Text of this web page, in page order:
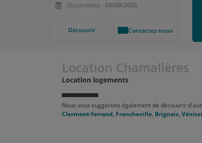
Disponibilité : 09/09/2026
Découvrir Contactez-nous
Location Chamalières
Location logements
Nous vous suggérons également de découvrir
Clermont-ferrand, Francheville, Brignais,